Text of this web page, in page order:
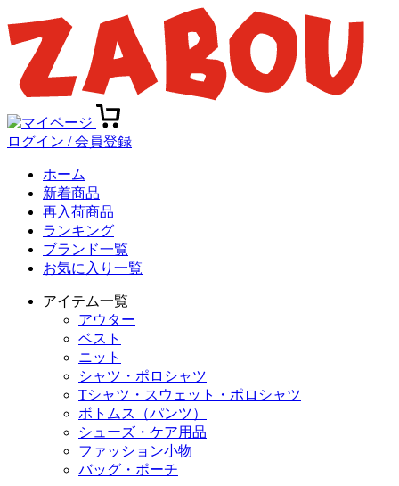
ログイン / 会員登録
ホーム
新着商品
再入荷商品
ランキング
ブランド一覧
お気に入り一覧
アイテム一覧
アウター
ベスト
ニット
シャツ・ポロシャツ
Tシャツ・スウェット・ポロシャツ
ボトムス（パンツ）
シューズ・ケア用品
ファッション小物
バッグ・ポーチ